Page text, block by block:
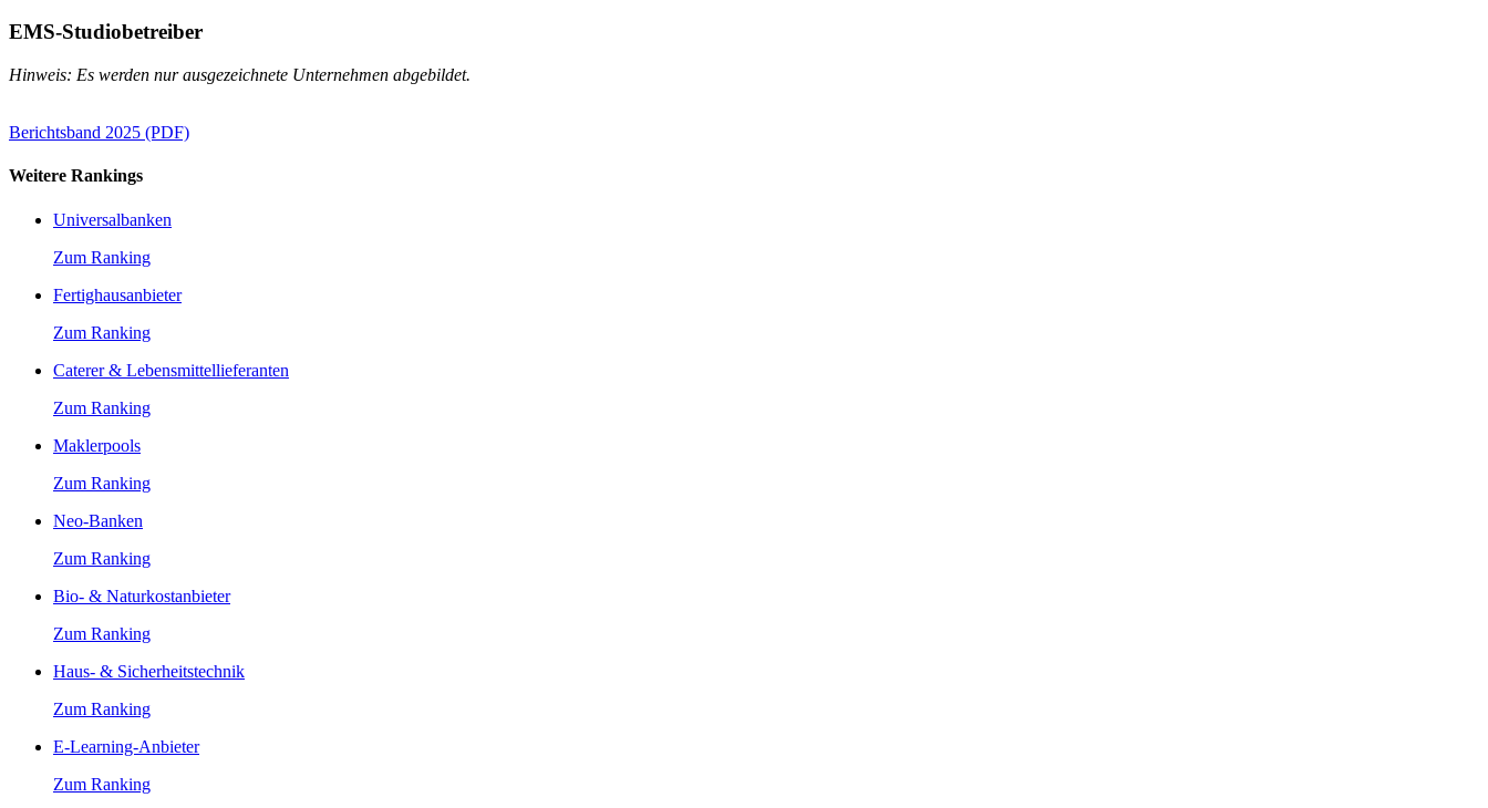
EMS-Studiobetreiber
Hinweis: Es werden nur ausgezeichnete Unternehmen abgebildet.
Berichtsband 2025 (PDF)
Weitere Rankings
Universalbanken
Zum Ranking
Fertighausanbieter
Zum Ranking
Caterer & Lebensmittellieferanten
Zum Ranking
Maklerpools
Zum Ranking
Neo-Banken
Zum Ranking
Bio- & Naturkostanbieter
Zum Ranking
Haus- & Sicherheitstechnik
Zum Ranking
E-Learning-Anbieter
Zum Ranking